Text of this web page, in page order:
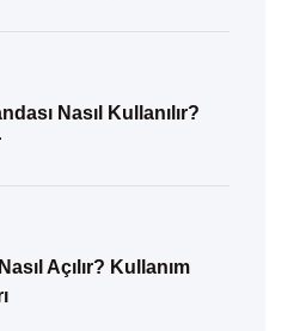
Nasıl Kullanılır?
Açılır? Kullanım